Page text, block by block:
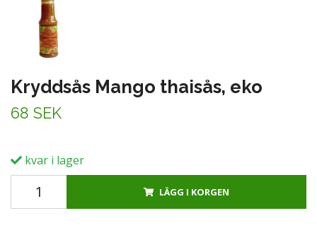
Kryddsås Mango thaisås, eko
68 SEK
kvar i lager
LÄGG I KORGEN